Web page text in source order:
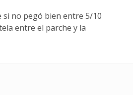
si no pegó bien entre 5/10
entre el parche y la